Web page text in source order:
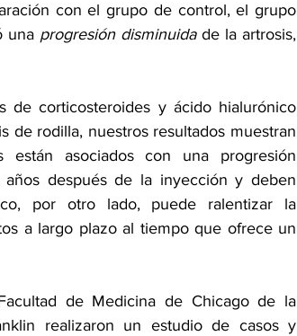
con el grupo de control, el grupo
una progresión disminuida de la artrosis,
de corticosteroides y ácido hialurónico
de rodilla, nuestros resultados muestran
están asociados con una progresión
después de la inyección y deben
por otro lado, puede ralentizar la
a largo plazo al tiempo que ofrece un
de Medicina de Chicago de la
realizaron un estudio de casos y